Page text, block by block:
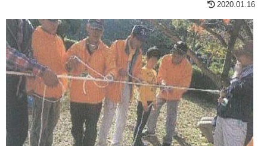
2020.01.16